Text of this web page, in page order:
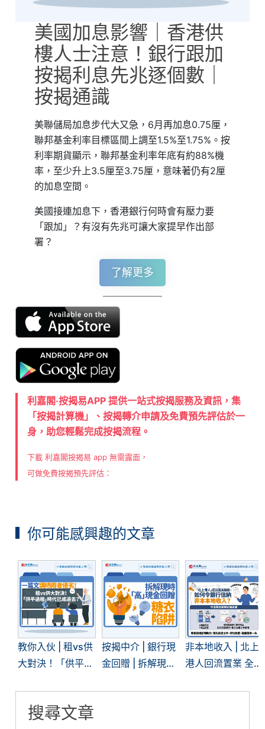
美國加息影響｜香港供
樓人士注意！銀行跟加
按揭利息先兆逐個數｜
按揭通識
美聯儲局加息步代大又急，6月再加息0.75厘，
聯邦基金利率目標區間上調至1.5%至1.75%。按
利率期貨顯示，聯邦基金利率年底有約88%機
率，至少升上3.5厘至3.75厘，意味著仍有2厘
的加息空間。
美國接連加息下，香港銀行何時會有壓力要
「跟加」？有沒有先兆可讓大家提早作出部
署？
了解更多
利嘉閣‧按揭易APP 提供一站式按揭服務及資訊，集
「按揭計算機」、按揭轉介申請及免費預先評估於一
身，助您輕鬆完成按揭流程。
下載 利嘉閣按揭易 app 無需露面，
可做免費按揭預先評估：
你可能感興趣的文章
教你入伙 | 租vs供
大對決！「供平過
按揭中介 | 銀行現
金回贈 | 拆解現時
非本地收入 | 北上
港人回流置業 全
搜尋文章